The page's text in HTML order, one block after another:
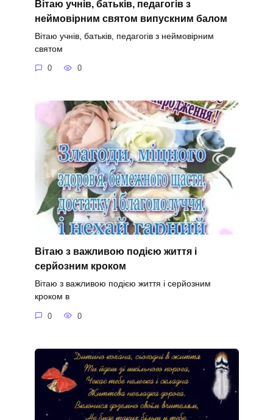
Вітаю учнів, батьків, педагогів з
неймовірним святом випускним балом
Вітаю учнів, батьків, педагогів з неймовірним
святом
0 0
Вітаю з важливою подією життя і
серйозним кроком
Вітаю з важливою подією життя і серйозним
кроком в
0 0